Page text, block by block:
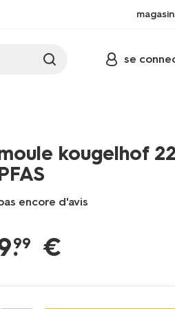
se
kougelhof
encore d'avis
patisserie/moules-
.
99 €